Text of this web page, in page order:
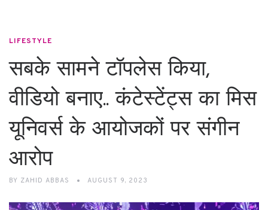
LIFESTYLE
सबके सामने टॉपलेस किया,
वीडियो बनाए.. कंटेस्टेंट्स का मिस
यूनिवर्स के आयोजकों पर संगीन
आरोप
BY ZAHID ABBAS AUGUST 9, 2023